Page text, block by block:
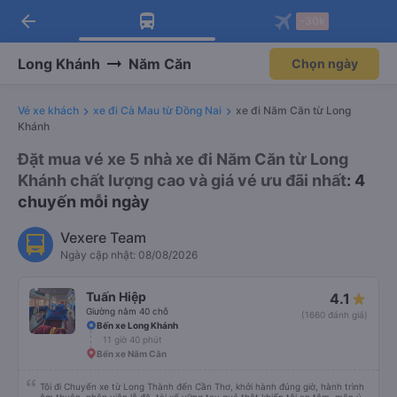
Tải app Vexere ngay!
Nhận ưu đãi thành viên độc
Mở app
Tải app Vexere
-30k/ghế khi đặt vé máy bay qua
Mở app
arrow_back
Long Khánh Năm Căn Chọn ngày
Vé xe khách xe đi Cà Mau từ Đồng Nai
xe đi Năm Căn từ Long
Khánh
Đặt mua vé xe 5 nhà xe đi Năm Căn từ Long
Khánh chất lượng cao và giá vé ưu đãi nhất: 4
chuyến mỗi ngày
Vexere Team
Ngày cập nhật: 08/08/2026
Tuấn Hiệp
Giường nằm 40 chỗ
4.1
(1660 đánh giá)
Bến xe Long Khánh
11 giờ 40 phút
Bến xe Năm Căn
Tôi đi Chuyến xe từ Long Thành đến Cần Thơ, khởi hành đúng giờ, hành trình